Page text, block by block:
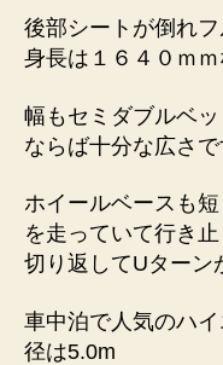
後部シートが倒れ
身長は１６４０ｍ
幅もセミダブルベ
ならば十分な広さで
ホイールベースも
を走っていて行き止
切り返してUターン
車中泊で人気のハ
径は5.0m